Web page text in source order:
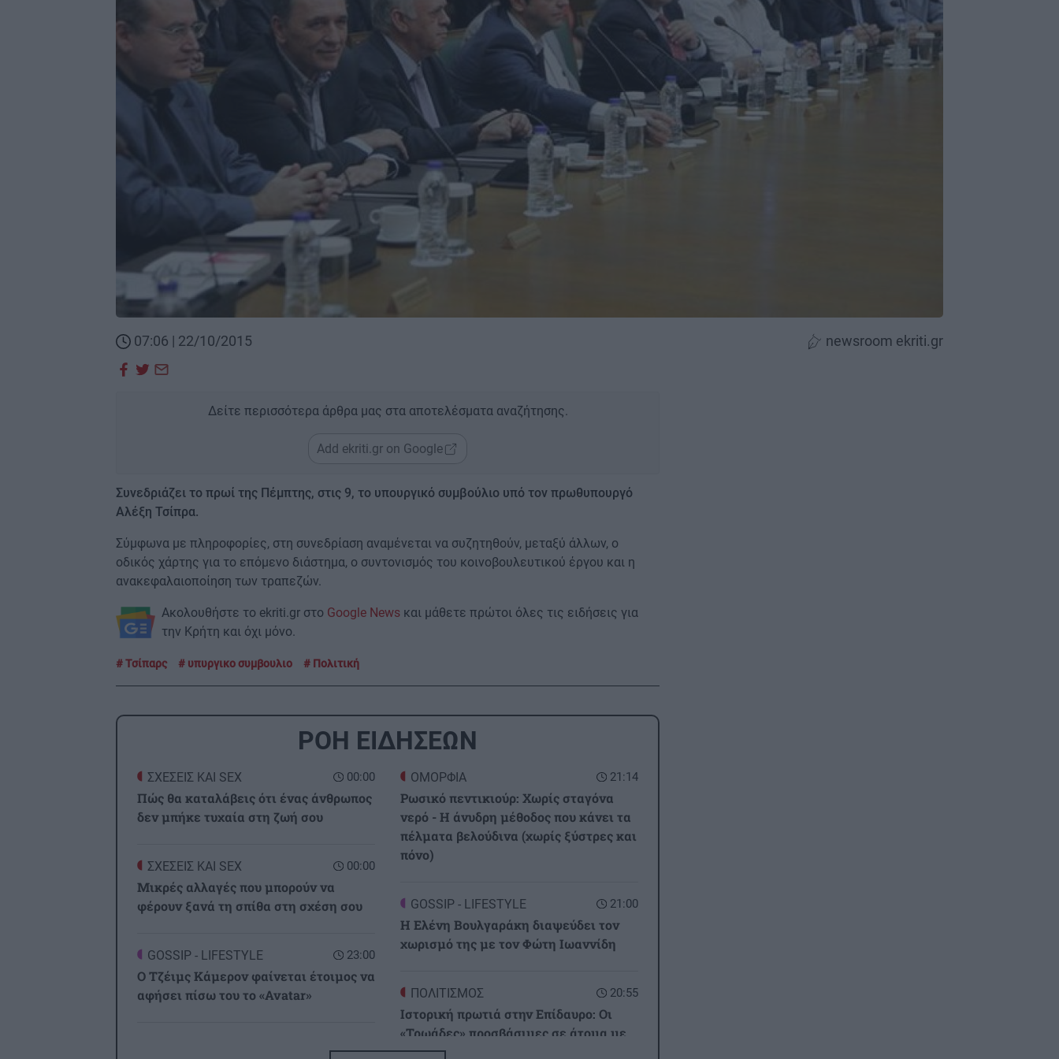
07:06 | 22/10/2015 newsroom ekriti.gr
Δείτε περισσότερα άρθρα μας στα αποτελέσματα αναζήτησης.
Add ekriti.gr on Google
Συνεδριάζει το πρωί της Πέμπτης, στις 9, το υπουργικό συμβούλιο υπό τον πρωθυπουργό
Αλέξη Τσίπρα.
Σύμφωνα με πληροφορίες, στη συνεδρίαση αναμένεται να συζητηθούν, μεταξύ άλλων, ο
οδικός χάρτης για το επόμενο διάστημα, ο συντονισμός του κοινοβουλευτικού έργου και η
ανακεφαλαιοποίηση των τραπεζών.
Ακολουθήστε το ekriti.gr στο Google News και μάθετε πρώτοι όλες τις ειδήσεις για
την Κρήτη και όχι μόνο.
Τσίπαρς υπυργικο συμβουλιο Πολιτική
ΡΟΗ ΕΙΔΗΣΕΩΝ
00:00
ΣΧΕΣΕΙΣ ΚΑΙ SEX
Πώς θα καταλάβεις ότι ένας άνθρωπος
δεν μπήκε τυχαία στη ζωή σου
00:00
ΣΧΕΣΕΙΣ ΚΑΙ SEX
Μικρές αλλαγές που μπορούν να
φέρουν ξανά τη σπίθα στη σχέση σου
23:00
GOSSIP - LIFESTYLE
Ο Τζέιμς Κάμερον φαίνεται έτοιμος να
αφήσει πίσω του το «Avatar»
21:14
ΟΜΟΡΦΙΑ
Ρωσικό πεντικιούρ: Χωρίς σταγόνα
νερό - Η άνυδρη μέθοδος που κάνει τα
πέλματα βελούδινα (χωρίς ξύστρες και
πόνο)
21:00
GOSSIP - LIFESTYLE
Η Ελένη Βουλγαράκη διαψεύδει τον
χωρισμό της με τον Φώτη Ιωαννίδη
20:55
ΠΟΛΙΤΙΣΜΟΣ
Ιστορική πρωτιά στην Επίδαυρο: Οι
«Τρωάδες» προσβάσιμες σε άτομα με
αισθητηριακές αναπηρίες